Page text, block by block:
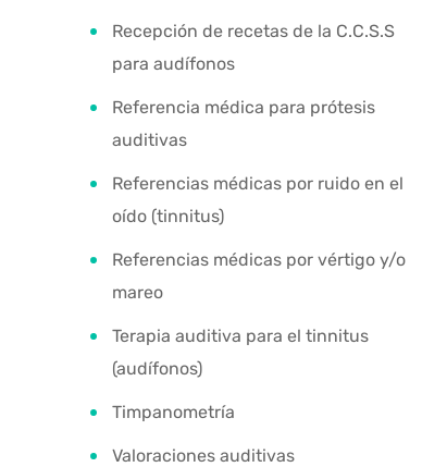
Recepción de recetas de la C.C.S.S
para audífonos
Referencia médica para prótesis
auditivas
Referencias médicas por ruido en el
oído (tinnitus)
Referencias médicas por vértigo y/o
mareo
Terapia auditiva para el tinnitus
(audífonos)
Timpanometría
Valoraciones auditivas